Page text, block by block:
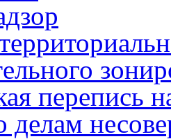
перепись
делам